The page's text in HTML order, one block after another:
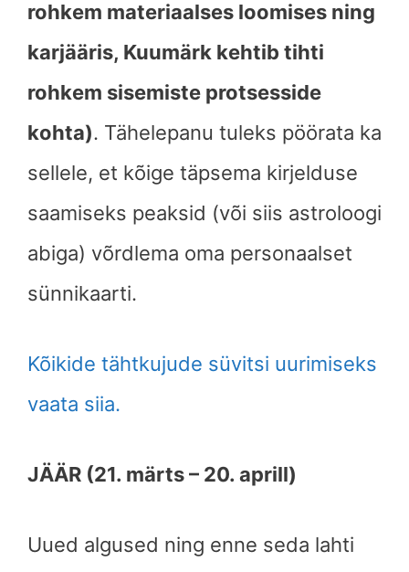
rohkem materiaalses loomises ning
karjääris, Kuumärk kehtib tihti
rohkem sisemiste protsesside
kohta). Tähelepanu tuleks pöörata ka
sellele, et kõige täpsema kirjelduse
saamiseks peaksid (või siis astroloogi
abiga) võrdlema oma personaalset
sünnikaarti.
Kõikide tähtkujude süvitsi uurimiseks
vaata siia.
JÄÄR (21. märts – 20. aprill)
Uued algused ning enne seda lahti